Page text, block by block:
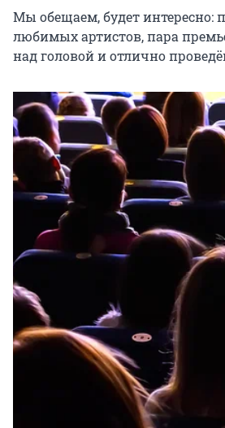
Мы обещаем, будет интересно:
любимых артистов, пара
над головой и отлично